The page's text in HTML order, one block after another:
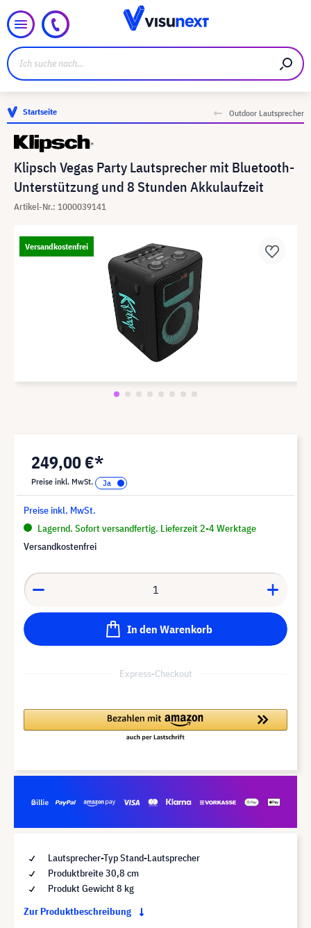
Startseite Outdoor Lautsprecher
Klipsch Vegas Party Lautsprecher mit Bluetooth-
Unterstützung und 8 Stunden Akkulaufzeit
Artikel-Nr.: 1000039141
Versandkostenfrei
249,00 €*
Preise inkl. MwSt.
Preise inkl. MwSt.
Lagernd. Sofort versandfertig. Lieferzeit 2-4 Werktage
Versandkostenfrei
In den Warenkorb
Express-Checkout
Lautsprecher-Typ Stand-Lautsprecher
Produktbreite 30,8 cm
Produkt Gewicht 8 kg
Zur Produktbeschreibung